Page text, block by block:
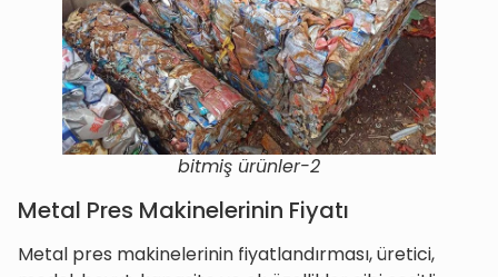
bitmiş ürünler-2
Metal Pres Makinelerinin Fiyatı
Metal pres makinelerinin fiyatlandırması, üretici,